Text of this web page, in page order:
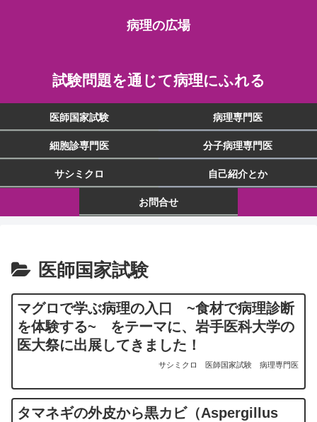
病理の広場
試験問題を通じて病理にふれる
医師国家試験 病理専門医
細胞診専門医 分子病理専門医
サシミクロ 自己紹介とか
お問合せ
医師国家試験
マグロで学ぶ病理の入口 ~食材で病理診断
を体験する~ をテーマに、岩手医科大学の
医大祭に出展してきました！
サシミクロ 医師国家試験 病理専門医
タマネギの外皮から黒カビ（Aspergillus